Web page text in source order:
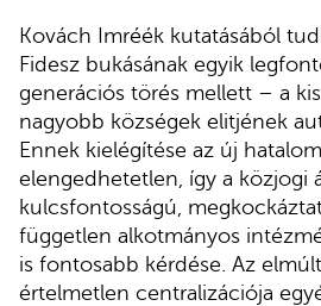
Kovách Imréék kutatásából
Fidesz bukásának egyik
generációs törés mellett – a
nagyobb községek elitjének
Ennek kielégítése az új
elengedhetetlen, így a közjogi
kulcsfontosságú,
független alkotmányos
is fontosabb kérdése. Az
értelmetlen centralizációja